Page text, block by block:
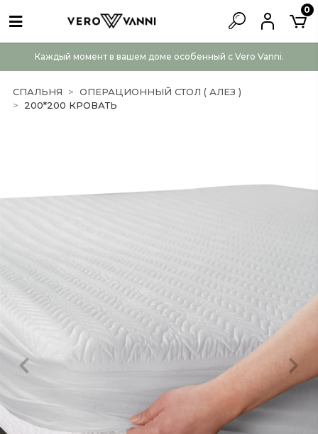
Каждый момент в вашем доме особенный с Vero Vanni.
0
СПАЛЬНЯ
ОПЕРАЦИОННЫЙ СТОЛ ( АЛЕЗ )
200*200 КРОВАТЬ